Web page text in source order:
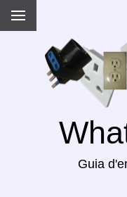
Guia